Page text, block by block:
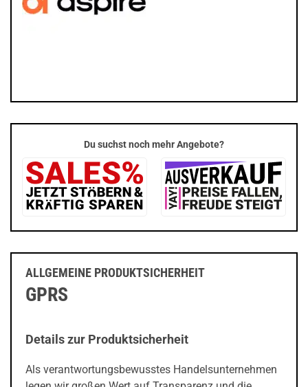
Du suchst noch mehr Angebote?
ALLGEMEINE PRODUKTSICHERHEIT
GPRS
Details zur Produktsicherheit
Als verantwortungsbewusstes Handelsunternehmen